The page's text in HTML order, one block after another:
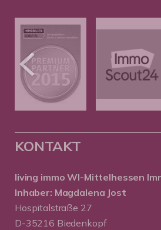
KONTAKT
living immo WI-Mittelhessen
Inhaber: Magdalena Jost
Hospitalstraße 27
D-35216 Biedenkopf